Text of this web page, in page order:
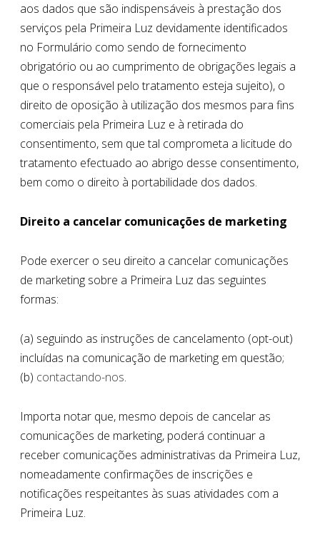
aos dados que são indispensáveis à prestação dos
serviços pela Primeira Luz devidamente identificados
no Formulário como sendo de fornecimento
obrigatório ou ao cumprimento de obrigações legais a
que o responsável pelo tratamento esteja sujeito), o
direito de oposição à utilização dos mesmos para fins
comerciais pela Primeira Luz e à retirada do
consentimento, sem que tal comprometa a licitude do
tratamento efectuado ao abrigo desse consentimento,
bem como o direito à portabilidade dos dados.
Direito a cancelar comunicações de marketing
Pode exercer o seu direito a cancelar comunicações
de marketing sobre a Primeira Luz das seguintes
formas:
(a) seguindo as instruções de cancelamento (opt-out)
incluídas na comunicação de marketing em questão;
(b) contactando-nos.
Importa notar que, mesmo depois de cancelar as
comunicações de marketing, poderá continuar a
receber comunicações administrativas da Primeira Luz,
nomeadamente confirmações de inscrições e
notificações respeitantes às suas atividades com a
Primeira Luz.